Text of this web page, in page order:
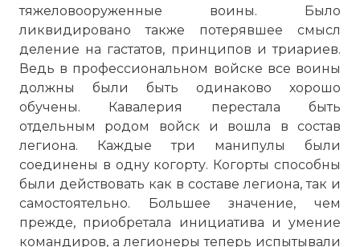
тяжеловооруженные воины. Было
ликвидировано также потерявшее смысл
деление на гастатов, принципов и триариев.
Ведь в профессиональном войске все воины
должны были быть одинаково хорошо
обучены. Кавалерия перестала быть
отдельным родом войск и вошла в состав
легиона. Каждые три манипулы были
соединены в одну когорту. Когорты способны
были действовать как в составе легиона, так и
самостоятельно. Большее значение, чем
прежде, приобретала инициатива и умение
командиров, а легионеры теперь испытывали